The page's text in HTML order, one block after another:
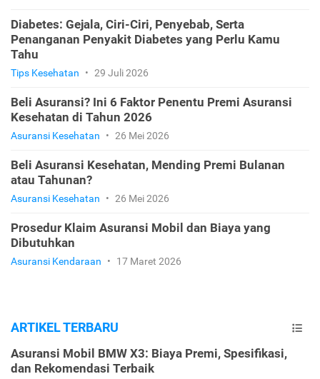
Diabetes: Gejala, Ciri-Ciri, Penyebab, Serta
Penanganan Penyakit Diabetes yang Perlu Kamu
Tahu
Tips Kesehatan • 29 Juli 2026
Beli Asuransi? Ini 6 Faktor Penentu Premi Asuransi
Kesehatan di Tahun 2026
Asuransi Kesehatan • 26 Mei 2026
Beli Asuransi Kesehatan, Mending Premi Bulanan
atau Tahunan?
Asuransi Kesehatan • 26 Mei 2026
Prosedur Klaim Asuransi Mobil dan Biaya yang
Dibutuhkan
Asuransi Kendaraan • 17 Maret 2026
ARTIKEL TERBARU
Asuransi Mobil BMW X3: Biaya Premi, Spesifikasi,
dan Rekomendasi Terbaik